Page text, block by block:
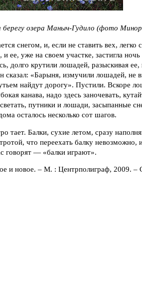
берегу озера Маныч-Гудило (фото
снегом, и, если не ставить вех, легко
ее, уже на своем участке, застигла
долго крутили лошадей, разыскивая ее,
«Барыня, измучили лошадей, не
найдут дорогу». Пустили. Вскоре
канава, надо здесь заночевать,
путники и лошади, засыпанные
осталось несколько сот шагов.
тает. Балки, сухие летом, сразу
что переехать балку невозможно,
говорят — «балки играют».
и новое. – М. : Центрполиграф, 2009. –